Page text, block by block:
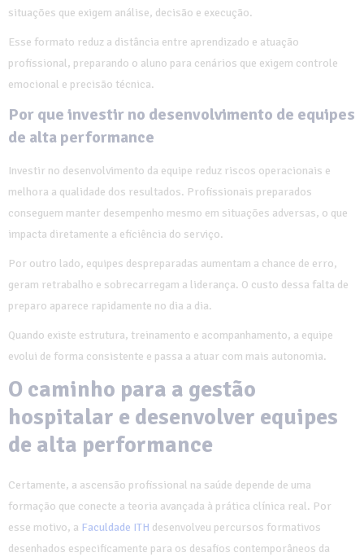
situações que exigem análise, decisão e execução.
Esse formato reduz a distância entre aprendizado e atuação
profissional, preparando o aluno para cenários que exigem controle
emocional e precisão técnica.
Por que investir no desenvolvimento de equipes
de alta performance
Investir no desenvolvimento da equipe reduz riscos operacionais e
melhora a qualidade dos resultados. Profissionais preparados
conseguem manter desempenho mesmo em situações adversas, o que
impacta diretamente a eficiência do serviço.
Por outro lado, equipes despreparadas aumentam a chance de erro,
geram retrabalho e sobrecarregam a liderança. O custo dessa falta de
preparo aparece rapidamente no dia a dia.
Quando existe estrutura, treinamento e acompanhamento, a equipe
evolui de forma consistente e passa a atuar com mais autonomia.
O caminho para a gestão
hospitalar e desenvolver equipes
de alta performance
Certamente, a ascensão profissional na saúde depende de uma
formação que conecte a teoria avançada à prática clínica real. Por
esse motivo, a Faculdade ITH desenvolveu percursos formativos
desenhados especificamente para os desafios contemporâneos da